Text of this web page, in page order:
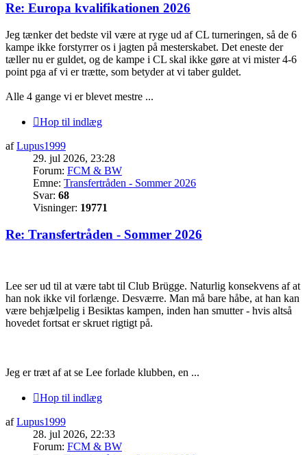
Re: Europa kvalifikationen 2026
Jeg tænker det bedste vil være at ryge ud af CL turneringen, så de 6
kampe ikke forstyrrer os i jagten på mesterskabet. Det eneste der
tæller nu er guldet, og de kampe i CL skal ikke gøre at vi mister 4-6
point pga af vi er trætte, som betyder at vi taber guldet.
Alle 4 gange vi er blevet mestre ...
Hop til indlæg
afLupus1999
29. jul 2026, 23:28
Forum: FCM & BW
Emne: Transfertråden - Sommer 2026
Svar: 68
Visninger: 19771
Re: Transfertråden - Sommer 2026
Lee ser ud til at være tabt til Club Brügge. Naturlig konsekvens af at
han nok ikke vil forlænge. Desværre. Man må bare håbe, at han kan
være behjælpelig i Besiktas kampen, inden han smutter - hvis altså
hovedet fortsat er skruet rigtigt på.
Jeg er træt af at se Lee forlade klubben, en ...
Hop til indlæg
afLupus1999
28. jul 2026, 22:33
Forum: FCM & BW